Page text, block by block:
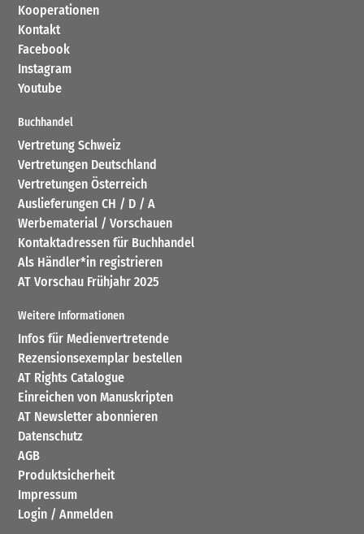
Kooperationen
Kontakt
Facebook
Instagram
Youtube
Buchhandel
Vertretung Schweiz
Vertretungen Deutschland
Vertretungen Österreich
Auslieferungen CH / D / A
Werbematerial / Vorschauen
Kontaktadressen für Buchhandel
Als Händler*in registrieren
AT Vorschau Frühjahr 2025
Weitere Informationen
Infos für Medienvertretende
Rezensionsexemplar bestellen
AT Rights Catalogue
Einreichen von Manuskripten
AT Newsletter abonnieren
Datenschutz
AGB
Produktsicherheit
Impressum
Login / Anmelden